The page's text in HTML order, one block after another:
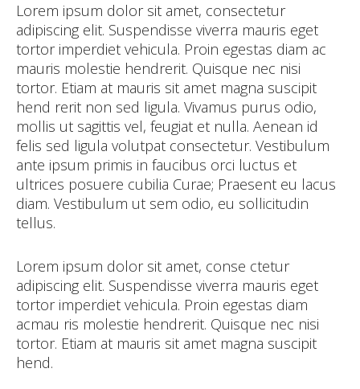
Lorem ipsum dolor sit amet, consectetur
adipiscing elit. Suspendisse viverra mauris eget
tortor imperdiet vehicula. Proin egestas diam ac
mauris molestie hendrerit. Quisque nec nisi
tortor. Etiam at mauris sit amet magna suscipit
hend rerit non sed ligula. Vivamus purus odio,
mollis ut sagittis vel, feugiat et nulla. Aenean id
felis sed ligula volutpat consectetur. Vestibulum
ante ipsum primis in faucibus orci luctus et
ultrices posuere cubilia Curae; Praesent eu lacus
diam. Vestibulum ut sem odio, eu sollicitudin
tellus.
Lorem ipsum dolor sit amet, conse ctetur
adipiscing elit. Suspendisse viverra mauris eget
tortor imperdiet vehicula. Proin egestas diam
acmau ris molestie hendrerit. Quisque nec nisi
tortor. Etiam at mauris sit amet magna suscipit
hend.